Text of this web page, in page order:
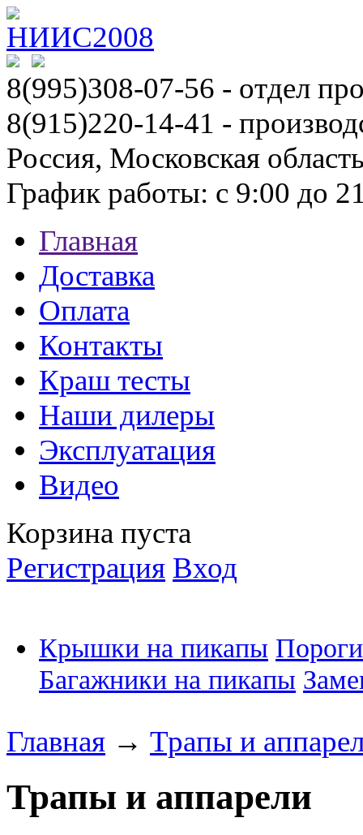
8(995)308-07-56 - отдел
8(915)220-14-41 -
Россия, Московская
График работы: с 9:00 до
Главная
Доставка
Оплата
Контакты
Краш тесты
Наши дилеры
Эксплуатация
Видео
Корзина пуста
Регистрация Вход
Крышки на пикапы
Багажники на пикапы
Главная → Трапы и
Трапы и аппарели